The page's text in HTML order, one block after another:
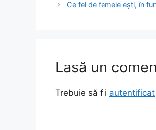
Ce fel de femeie ești, în
Lasă un
Trebuie să fii autentificat